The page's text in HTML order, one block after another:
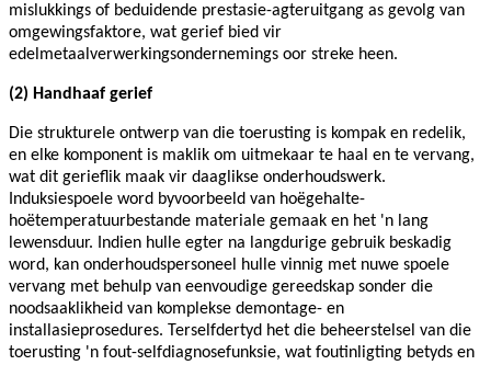
mislukkings of beduidende prestasie-agteruitgang as gevolg van
omgewingsfaktore, wat gerief bied vir
edelmetaalverwerkingsondernemings oor streke heen.
(2) Handhaaf gerief
Die strukturele ontwerp van die toerusting is kompak en redelik,
en elke komponent is maklik om uitmekaar te haal en te vervang,
wat dit gerieflik maak vir daaglikse onderhoudswerk.
Induksiespoele word byvoorbeeld van hoëgehalte-
hoëtemperatuurbestande materiale gemaak en het 'n lang
lewensduur. Indien hulle egter na langdurige gebruik beskadig
word, kan onderhoudspersoneel hulle vinnig met nuwe spoele
vervang met behulp van eenvoudige gereedskap sonder die
noodsaaklikheid van komplekse demontage- en
installasieprosedures. Terselfdertyd het die beheerstelsel van die
toerusting 'n fout-selfdiagnosefunksie, wat foutinligting betyds en